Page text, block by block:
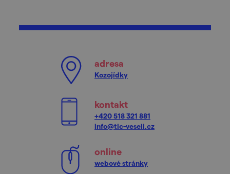
adresa
Kozojídky
kontakt
+420 518 321 881
info@tic-veseli.cz
online
webové stránky